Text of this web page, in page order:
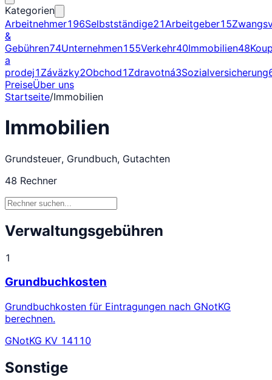
Kategorien
Arbeitnehmer196Selbstständige21Arbeitgeber15
&
Gebühren74Unternehmen155Verkehr40Immobilien48
a
prodej1 Záväzky2Obchod1 Zdravotná3Sozialversicherung
PreiseÜber uns
Startseite/Immobilien
Immobilien
Grundsteuer, Grundbuch, Gutachten
48 Rechner
Verwaltungsgebühren
1
Grundbuchkosten
Grundbuchkosten für Eintragungen nach GNotKG
berechnen.
GNotKG KV 14110
Sonstige